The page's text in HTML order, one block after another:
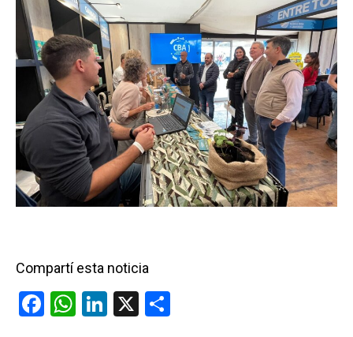
Compartí esta noticia
F
W Li
X